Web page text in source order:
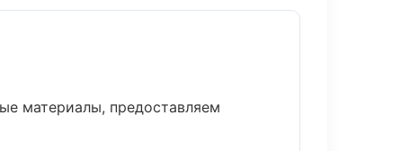
материалы, предоставляем